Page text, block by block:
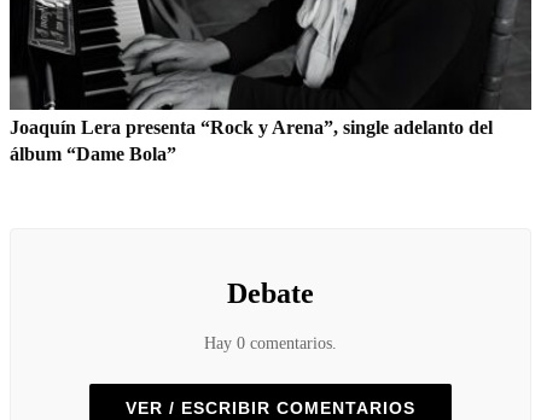
Joaquín Lera presenta “Rock y Arena”, single adelanto del
álbum “Dame Bola”
Debate
Hay 0 comentarios.
VER / ESCRIBIR COMENTARIOS